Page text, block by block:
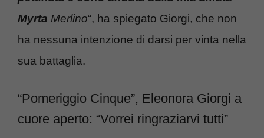
Myrta Merlino“, ha spiegato Giorgi, che non
ha nessuna intenzione di darsi per vinta nella
sua battaglia.
“Pomeriggio Cinque”, Eleonora Giorgi a
cuore aperto: “Vorrei ringraziarvi tutti”